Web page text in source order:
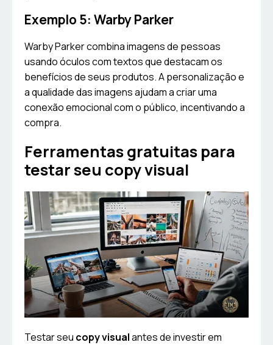
Exemplo 5: Warby Parker
Warby Parker combina imagens de pessoas
usando óculos com textos que destacam os
benefícios de seus produtos. A personalização e
a qualidade das imagens ajudam a criar uma
conexão emocional com o público, incentivando a
compra.
Ferramentas gratuitas para
testar seu copy visual
Testar seu copy visualantes de investir em